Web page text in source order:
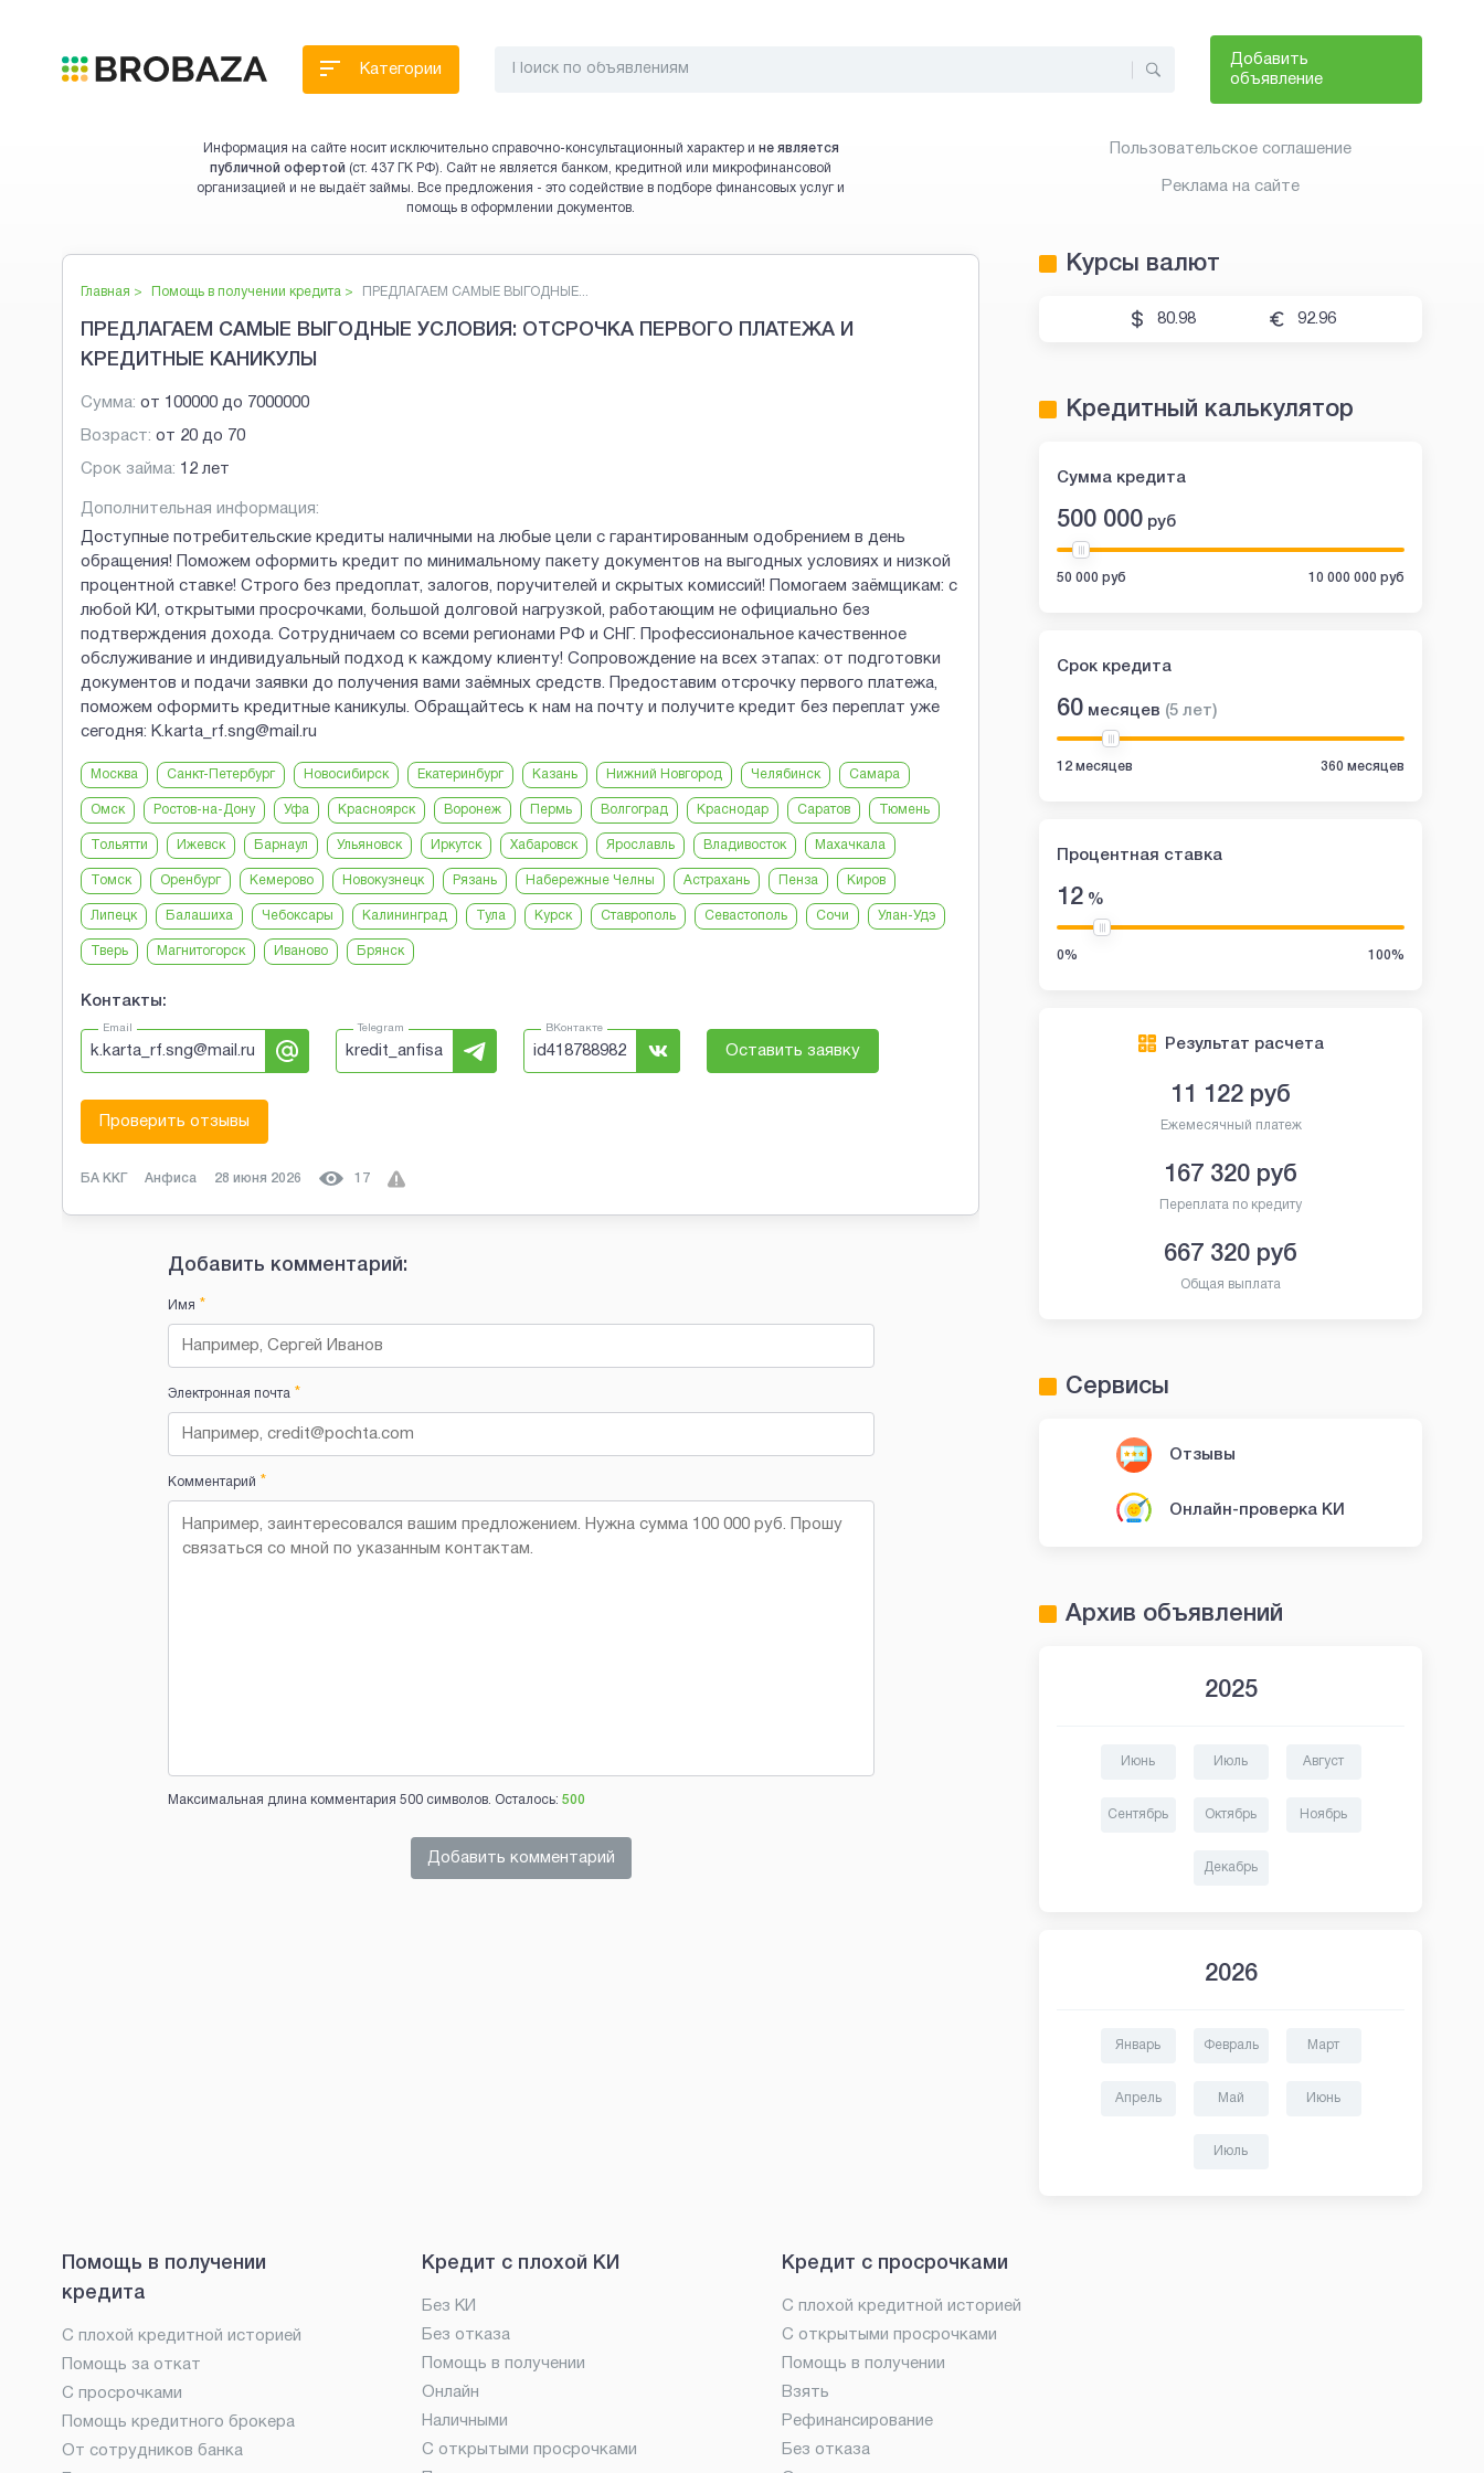
Добавить
объявление
Категории
Информация на сайте носит исключительно справочно-консультационный характер и не является
публичной офертой (ст. 437 ГК РФ). Сайт не является банком, кредитной или микрофинансовой
организацией и не выдаёт займы. Все предложения - это содействие в подборе финансовых услуг и
помощь в оформлении документов.
Главная > Помощь в получении кредита > ПРЕДЛАГАЕМ САМЫЕ ВЫГОДНЫЕ...
ПРЕДЛАГАЕМ САМЫЕ ВЫГОДНЫЕ УСЛОВИЯ: ОТСРОЧКА ПЕРВОГО ПЛАТЕЖА И
КРЕДИТНЫЕ КАНИКУЛЫ
Сумма: от 100000 до 7000000
Возраст: от 20 до 70
Срок займа: 12 лет
Дополнительная информация:
Доступные потребительские кредиты наличными на любые цели с гарантированным одобрением в день
обращения! Поможем оформить кредит по минимальному пакету документов на выгодных условиях и низкой
процентной ставке! Строго без предоплат, залогов, поручителей и скрытых комиссий! Помогаем заёмщикам: с
любой КИ, открытыми просрочками, большой долговой нагрузкой, работающим не официально без
подтверждения дохода. Сотрудничаем со всеми регионами РФ и СНГ. Профессиональное качественное
обслуживание и индивидуальный подход к каждому клиенту! Сопровождение на всех этапах: от подготовки
документов и подачи заявки до получения вами заёмных средств. Предоставим отсрочку первого платежа,
поможем оформить кредитные каникулы. Обращайтесь к нам на почту и получите кредит без переплат уже
сегодня: K.karta_rf.sng@mail.ru
Москва Санкт-Петербург Новосибирск Екатеринбург Казань Нижний Новгород Челябинск Самара
Омск Ростов-на-Дону Уфа Красноярск Воронеж Пермь Волгоград Краснодар Саратов Тюмень
Тольятти Ижевск Барнаул Ульяновск Иркутск Хабаровск Ярославль Владивосток Махачкала
Томск Оренбург Кемерово Новокузнецк Рязань Набережные Челны Астрахань Пенза Киров
Липецк Балашиха Чебоксары Калининград Тула Курск Ставрополь Севастополь Сочи Улан-Удэ
Тверь Магнитогорск Иваново Брянск
Контакты:
Email
k.karta_rf.sng@mail.ru
Telegram
kredit_anfisa
ВКонтакте
id418788982 Оставить заявку
Проверить отзывы
БА ККГ Анфиса 28 июня 2026 17
Добавить комментарий:
Имя *
Электронная почта*
Комментарий *
Максимальная длина комментария 500 символов. Осталось: 500
Добавить комментарий
Пользовательское соглашение
Реклама на сайте
Курсы валют
80.98 92.96
Кредитный калькулятор
Сумма кредита
500 000 руб
50 000 руб 10 000 000 руб
Срок кредита
60 месяцев (5 лет)
12 месяцев 360 месяцев
Процентная ставка
12 %
0% 100%
Результат расчета
11 122 руб
Ежемесячный платеж
167 320 руб
Переплата по кредиту
667 320 руб
Общая выплата
Сервисы
Отзывы
Онлайн-проверка КИ
Архив объявлений
2025
Июнь Июль Август
Сентябрь Октябрь Ноябрь
Декабрь
2026
Январь Февраль Март
Апрель Май Июнь
Июль
Помощь в получении
кредита
С плохой кредитной историей
Помощь за откат
С просрочками
Помощь кредитного брокера
От сотрудников банка
Кредит с плохой КИ
Без КИ
Без отказа
Помощь в получении
Онлайн
Наличными
С открытыми просрочками
Кредит с просрочками
С плохой кредитной историей
С открытыми просрочками
Помощь в получении
Взять
Рефинансирование
Без отказа